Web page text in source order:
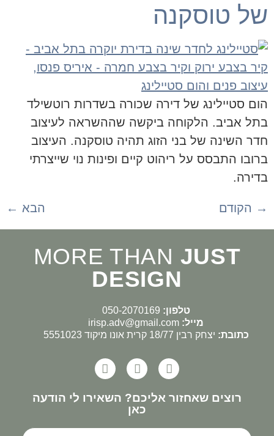
של טוסקנה
הום סטיילינג של דירה שכורה בשדרות רוטשילד
בתל אביב. הלקוחה ביקשה שההשראה לעיצוב
חדר השינה של בני הזוג תהיה טוסקנה. העיצוב
ברובו התבסס על ריהוט קיים ופינות נוי שייצרתי
בדירה.
→ הקודם הבא ←
MORE THAN JUST
DESIGN
טלפון: 050-2070169
מייל: irisp.adv@gmail.com
כתובת: יצחק רבין 18/77 קרית אונו מיקוד 5551023
רוצים שאחזור אליכם? השאירו לי הודעה
כאן